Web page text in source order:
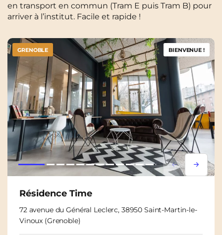
en transport en commun (Tram E puis Tram B) pour
arriver à l’institut. Facile et rapide !
Lorem ipsum
Lorem
GRENOBLE BIENVENUE !
Résidence Time
72 avenue du Général Leclerc, 38950 Saint-Martin-le-
Vinoux (Grenoble)